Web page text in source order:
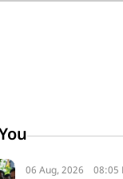
06 Aug, 2026 08:05